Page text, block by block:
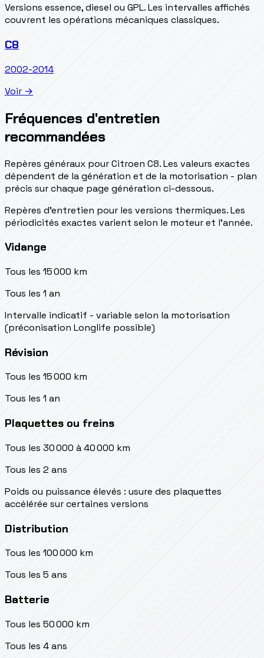
Versions essence, diesel ou GPL. Les intervalles affichés
couvrent les opérations mécaniques classiques.
C8
2002-2014
Voir →
Fréquences d'entretien
recommandées
Repères généraux pour Citroen C8. Les valeurs exactes
dépendent de la génération et de la motorisation - plan
précis sur chaque page génération ci-dessous.
Repères d’entretien pour les versions thermiques. Les
périodicités exactes varient selon le moteur et l’année.
Vidange
Tous les 15 000 km
Tous les 1 an
Intervalle indicatif - variable selon la motorisation
(préconisation Longlife possible)
Révision
Tous les 15 000 km
Tous les 1 an
Plaquettes ou freins
Tous les 30 000 à 40 000 km
Tous les 2 ans
Poids ou puissance élevés : usure des plaquettes
accélérée sur certaines versions
Distribution
Tous les 100 000 km
Tous les 5 ans
Batterie
Tous les 50 000 km
Tous les 4 ans